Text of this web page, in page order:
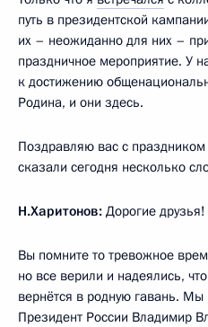
путь в президентской
их – неожиданно для них –
праздничное мероприятие. У
к достижению
Родина, и они здесь.
Поздравляю вас с праздником
сказали сегодня несколько
Н.Харитонов: Дорогие друзья!
Вы помните то тревожное
но все верили и надеялись,
вернётся в родную гавань.
Президент России Владимир